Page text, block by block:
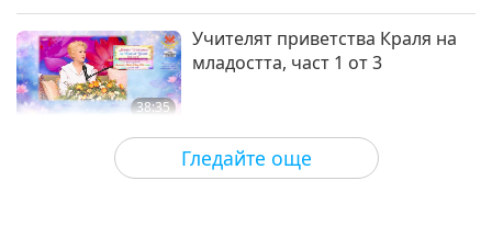
Гледайте още
38:35
Учителят приветства Краля на
младостта, част 1 от 3
Между Учителя и учениците 2026-07-10 4356